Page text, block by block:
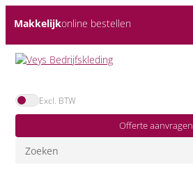
Makkelijkonline bestellen
Excl. BTW
Offerte aanvragen